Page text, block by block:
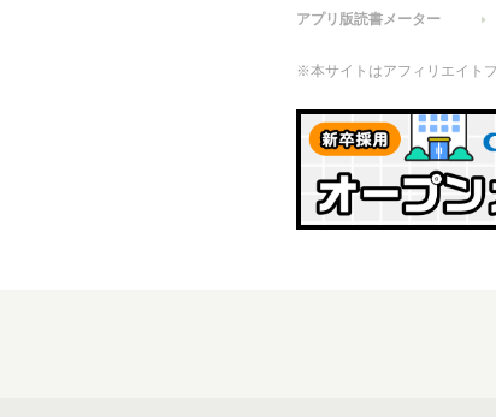
アプリ版読書メーター
※本サイトはアフィリエイト